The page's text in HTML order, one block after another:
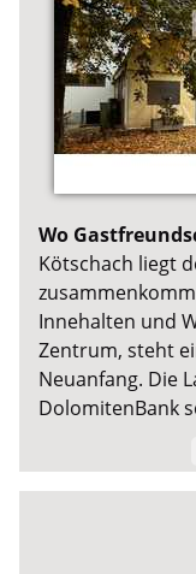
Wo
Kötschach liegt
Innehalten und
Zentrum, steht
Neuanfang. Die
DolomitenBank